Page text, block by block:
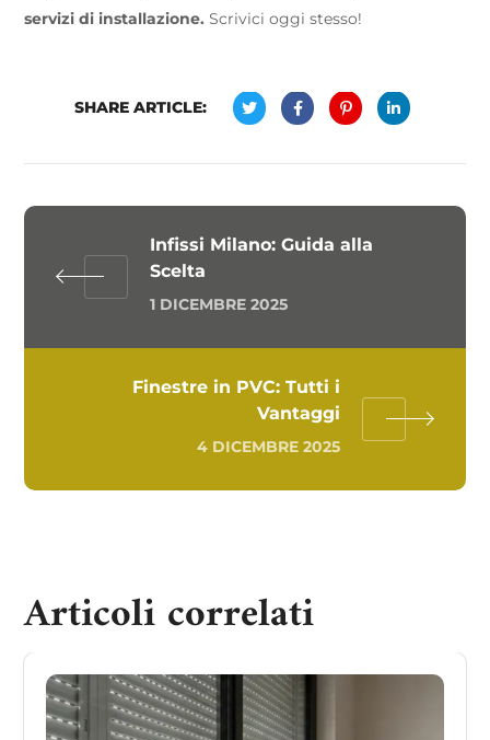
servizi di installazione. Scrivici oggi stesso!
SHARE ARTICLE:
Infissi Milano: Guida alla
Scelta
1 DICEMBRE 2025
Finestre in PVC: Tutti i
Vantaggi
4 DICEMBRE 2025
Articoli correlati